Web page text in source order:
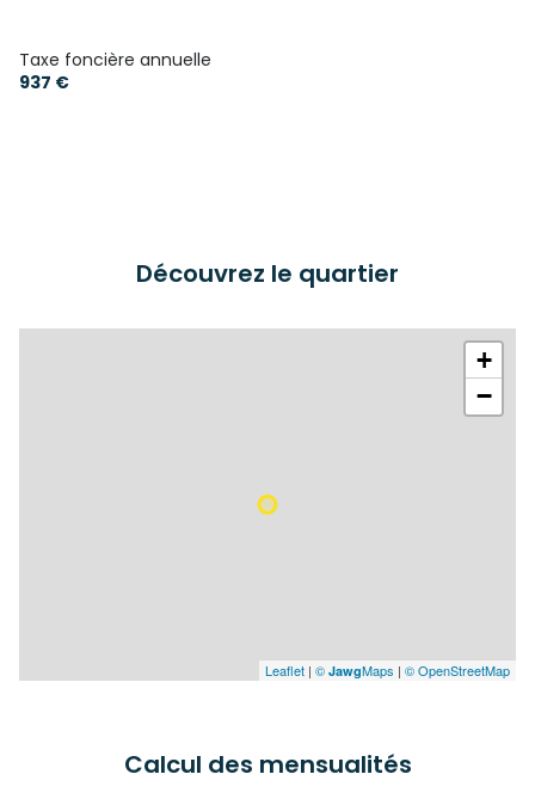
Taxe foncière annuelle
937 €
Découvrez le quartier
+
−
Leaflet | © JawgMaps | © OpenStreetMap
Calcul des mensualités